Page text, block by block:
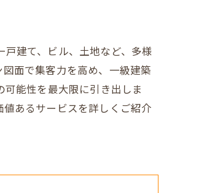
建て、ビル、土地など、多様
面で集客力を高め、一級建築
能性を最大限に引き出しま
あるサービスを詳しくご紹介